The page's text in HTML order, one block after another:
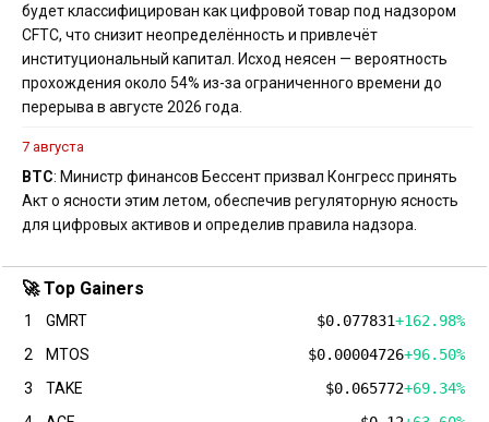
будет классифицирован как цифровой товар под надзором
CFTC, что снизит неопределённость и привлечёт
институциональный капитал. Исход неясен — вероятность
прохождения около 54% из-за ограниченного времени до
перерыва в августе 2026 года.
7 августа
BTC: Министр финансов Бессент призвал Конгресс принять
Акт о ясности этим летом, обеспечив регуляторную ясность
для цифровых активов и определив правила надзора.
🚀 Top Gainers
1 GMRT $0.077831+162.98%
2
MTOS $0.00004726+96.50%
3
TAKE $0.065772+69.34%